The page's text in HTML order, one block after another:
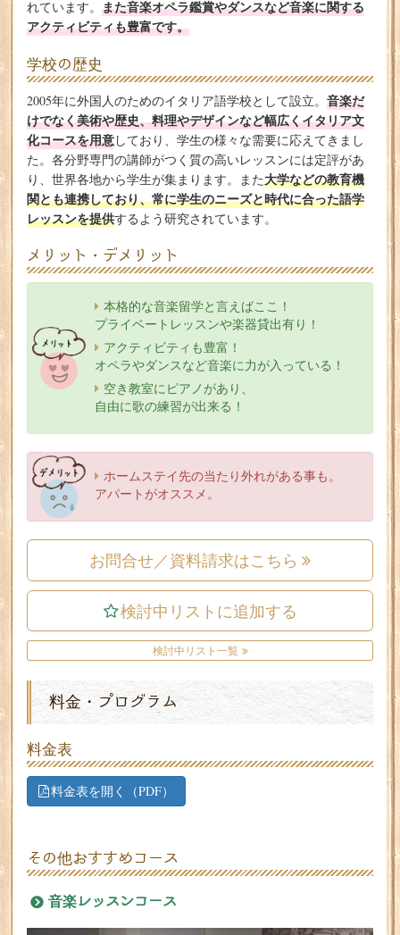
れています。 また音楽オペラ鑑賞やダンスなど音楽に関する
アクティビティも豊富です。
学校の歴史
2005年に外国人のためのイタリア語学校として設立。 音楽だ
けでなく美術や歴史、料理やデザインなど幅広くイタリア文
化コースを用意しており、学生の様々な需要に応えてきまし
た。各分野専門の講師がつく質の高いレッスンには定評があ
り、世界各地から学生が集まります。また大学などの教育機
関とも連携しており、常に学生のニーズと時代に合った語学
レッスンを提供するよう研究されています。
メリット・デメリット
本格的な音楽留学と言えばここ！
プライベートレッスンや楽器貸出有り！
アクティビティも豊富！
オペラやダンスなど音楽に力が入っている！
空き教室にピアノがあり、
自由に歌の練習が出来る！
ホームステイ先の当たり外れがある事も。
アパートがオススメ。
お問合せ／資料請求はこちら
検討中リストに追加する
検討中リスト一覧
料金・プログラム
料金表
料金表を開く（PDF）
その他おすすめコース
音楽レッスンコース